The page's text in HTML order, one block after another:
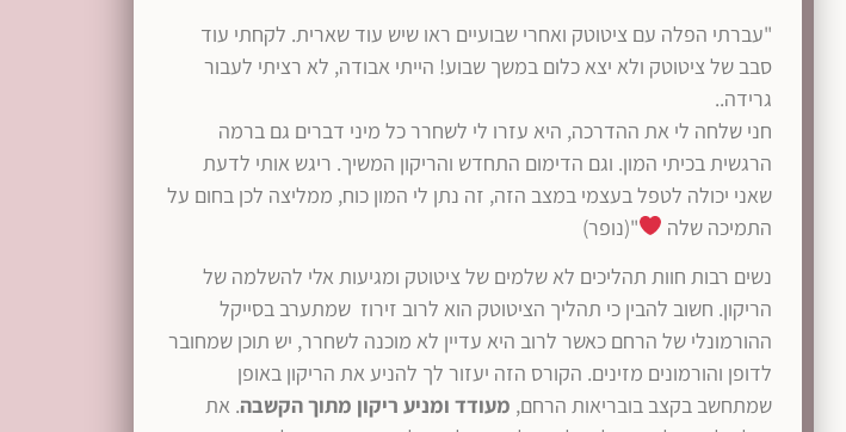
"עברתי הפלה עם ציטוטק ואחרי שבועיים ראו שיש עוד שארית. לקחתי עוד
סבב של ציטוטק ולא יצא כלום במשך שבוע! הייתי אבודה, לא רציתי לעבור
גרידה..
חני שלחה לי את ההדרכה, היא עזרו לי לשחרר כל מיני דברים גם ברמה
הרגשית בכיתי המון. וגם הדימום התחדש והריקון המשיך. ריגש אותי לדעת
שאני יכולה לטפל בעצמי במצב הזה, זה נתן לי המון כוח, ממליצה לכן בחום על
התמיכה שלה
"(נופר)
נשים רבות חוות תהליכים לא שלמים של ציטוטק ומגיעות אלי להשלמה של
הריקון. חשוב להבין כי תהליך הציטוטק הוא לרוב זירוז שמתערב בסייקל
ההורמונלי של הרחם כאשר לרוב היא עדיין לא מוכנה לשחרר, יש תוכן שמחובר
לדופן והורמונים מזינים. הקורס הזה יעזור לך להניע את הריקון באופן
שמתחשב בקצב בובריאות הרחם, מעודד ומניע ריקון מתוך הקשבה. את